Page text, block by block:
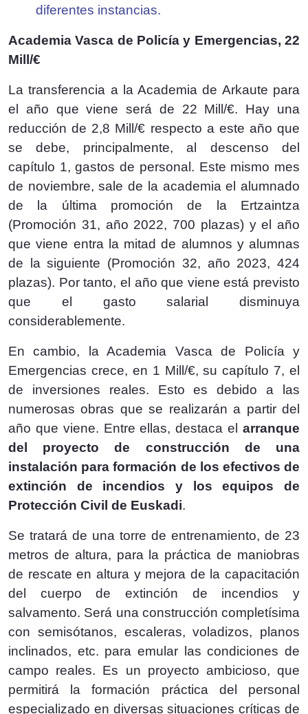
diferentes instancias.
Academia Vasca de Policía y Emergencias, 22
Mill/€
La transferencia a la Academia de Arkaute para
el año que viene será de 22 Mill/€. Hay una
reducción de 2,8 Mill/€ respecto a este año que
se debe, principalmente, al descenso del
capítulo 1, gastos de personal. Este mismo mes
de noviembre, sale de la academia el alumnado
de la última promoción de la Ertzaintza
(Promoción 31, año 2022, 700 plazas) y el año
que viene entra la mitad de alumnos y alumnas
de la siguiente (Promoción 32, año 2023, 424
plazas). Por tanto, el año que viene está previsto
que el gasto salarial disminuya
considerablemente.
En cambio, la Academia Vasca de Policía y
Emergencias crece, en 1 Mill/€, su capítulo 7, el
de inversiones reales. Esto es debido a las
numerosas obras que se realizarán a partir del
año que viene. Entre ellas, destaca el arranque
del proyecto de construcción de una
instalación para formación de los efectivos de
extinción de incendios y los equipos de
Protección Civil de Euskadi.
Se tratará de una torre de entrenamiento, de 23
metros de altura, para la práctica de maniobras
de rescate en altura y mejora de la capacitación
del cuerpo de extinción de incendios y
salvamento. Será una construcción completísima
con semisótanos, escaleras, voladizos, planos
inclinados, etc. para emular las condiciones de
campo reales. Es un proyecto ambicioso, que
permitirá la formación práctica del personal
especializado en diversas situaciones críticas de